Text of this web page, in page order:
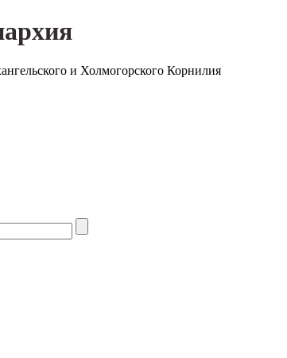
и Холмогорского Корнилия